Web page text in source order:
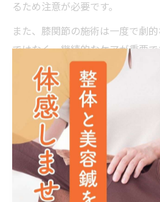
るため注意が必要です。
また、膝関節の施術は一度で劇
ではなく、継続的なケアが重要
アや日常生活の改善指導をしっ
びましょう。例えば、自宅でで
レーニング、日常動作の注意点
れるところが理想的です。
膝ケア重視の院を選ぶ際は、施術
理、アフターフォローの有無に
で効果的な膝関節ケアを継続す